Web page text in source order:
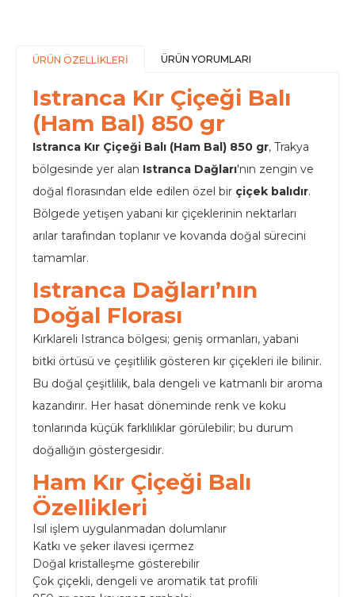
ÜRÜN ÖZELLİKLERİ ÜRÜN YORUMLARI
Istranca Kır Çiçeği Balı
(Ham Bal) 850 gr
Istranca Kır Çiçeği Balı (Ham Bal) 850 gr, Trakya
bölgesinde yer alan Istranca Dağları'nın zengin ve
doğal florasından elde edilen özel bir çiçek balıdır.
Bölgede yetişen yabani kır çiçeklerinin nektarları
arılar tarafından toplanır ve kovanda doğal sürecini
tamamlar.
Istranca Dağları’nın
Doğal Florası
Kırklareli Istranca bölgesi; geniş ormanları, yabani
bitki örtüsü ve çeşitlilik gösteren kır çiçekleri ile bilinir.
Bu doğal çeşitlilik, bala dengeli ve katmanlı bir aroma
kazandırır. Her hasat döneminde renk ve koku
tonlarında küçük farklılıklar görülebilir; bu durum
doğallığın göstergesidir.
Ham Kır Çiçeği Balı
Özellikleri
Isıl işlem uygulanmadan dolumlanır
Katkı ve şeker ilavesi içermez
Doğal kristalleşme gösterebilir
Çok çiçekli, dengeli ve aromatik tat profili